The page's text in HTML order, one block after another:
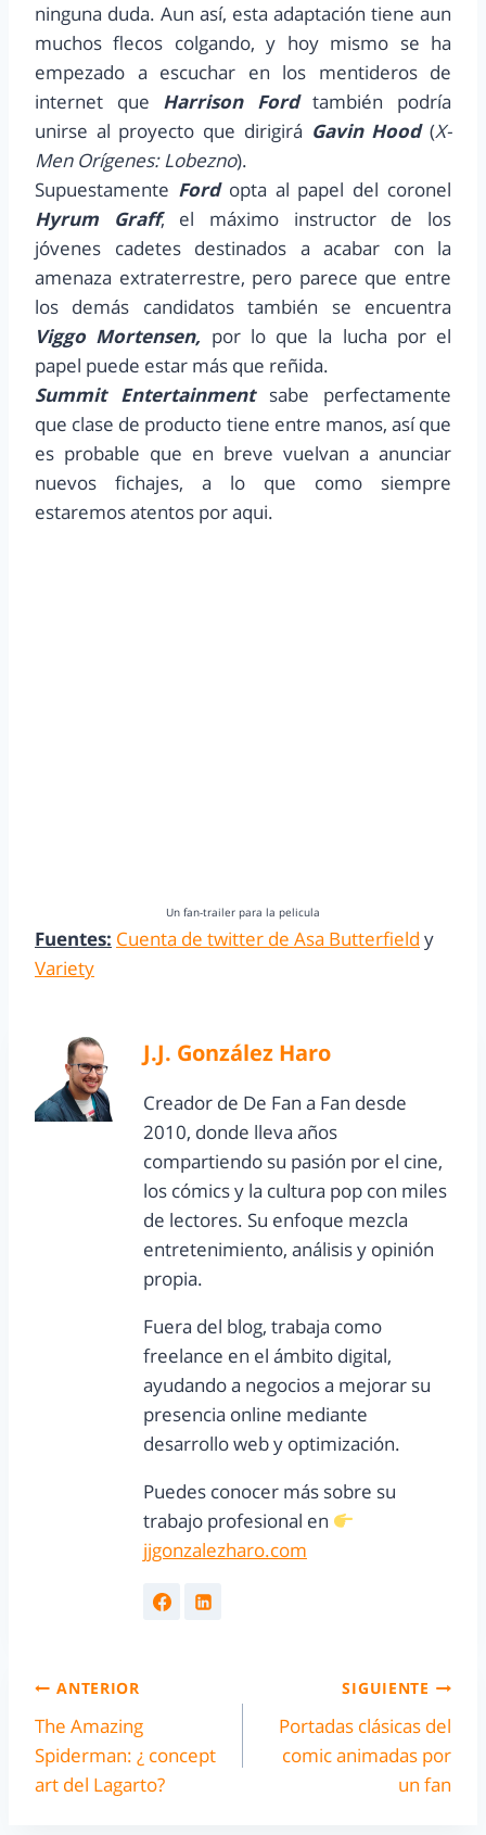
ninguna duda. Aun así, esta adaptación tiene aun
muchos flecos colgando, y hoy mismo se ha
empezado a escuchar en los mentideros de
internet que Harrison Fordtambién podría
unirse al proyecto que dirigirá Gavin Hood(X-
Men Orígenes: Lobezno).
Supuestamente Fordopta al papel del coronel
Hyrum Graff, el máximo instructor de los
jóvenes cadetes destinados a acabar con la
amenaza extraterrestre, pero parece que entre
los demás candidatos también se encuentra
Viggo Mortensen, por lo que la lucha por el
papel puede estar más que reñida.
Summit Entertainmentsabe perfectamente
que clase de producto tiene entre manos, así que
es probable que en breve vuelvan a anunciar
nuevos fichajes, a lo que como siempre
estaremos atentos por aqui.
Un fan-trailer para la pelicula
Fuentes: Cuenta de twitter de Asa Butterfield y
Variety
J.J. González Haro
Creador de De Fan a Fan desde
2010, donde lleva años
compartiendo su pasión por el cine,
los cómics y la cultura pop con miles
de lectores. Su enfoque mezcla
entretenimiento, análisis y opinión
propia.
Fuera del blog, trabaja como
freelance en el ámbito digital,
ayudando a negocios a mejorar su
presencia online mediante
desarrollo web y optimización.
Puedes conocer más sobre su
trabajo profesional en
jjgonzalezharo.com
ANTERIOR
The Amazing
Spiderman: ¿ concept
art del Lagarto?
SIGUIENTE
Portadas clásicas del
comic animadas por
un fan